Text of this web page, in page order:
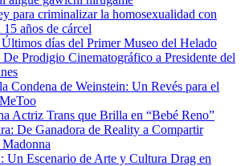
para criminalizar la homosexualidad con
15 años de cárcel
días del Primer Museo del Helado
Prodigio Cinematográfico a Presidente del
Condena de Weinstein: Un Revés para el
Actriz Trans que Brilla en “Bebé Reno”
De Ganadora de Reality a Compartir
Un Escenario de Arte y Cultura Drag en